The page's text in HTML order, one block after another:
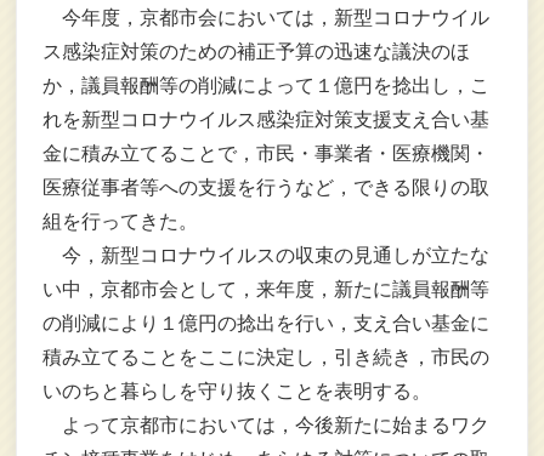
今年度，京都市会においては，新型コロナウイル
ス感染症対策のための補正予算の迅速な議決のほ
か，議員報酬等の削減によって１億円を捻出し，こ
れを新型コロナウイルス感染症対策支援支え合い基
金に積み立てることで，市民・事業者・医療機関・
医療従事者等への支援を行うなど，できる限りの取
組を行ってきた。
今，新型コロナウイルスの収束の見通しが立たな
い中，京都市会として，来年度，新たに議員報酬等
の削減により１億円の捻出を行い，支え合い基金に
積み立てることをここに決定し，引き続き，市民の
いのちと暮らしを守り抜くことを表明する。
よって京都市においては，今後新たに始まるワク